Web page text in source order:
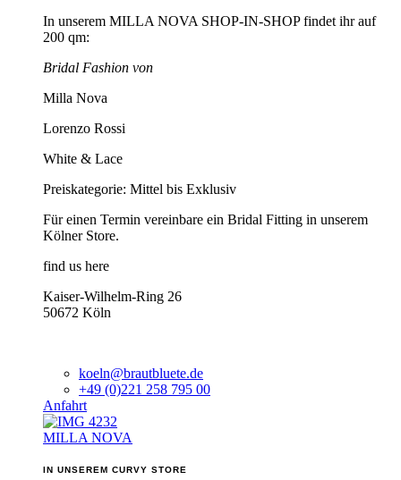
In unserem MILLA NOVA SHOP-IN-SHOP findet ihr auf
200 qm:
Bridal Fashion von
Milla Nova
Lorenzo Rossi
White & Lace
Preiskategorie: Mittel bis Exklusiv
Für einen Termin vereinbare ein Bridal Fitting in unserem
Kölner Store.
find us here
Kaiser-Wilhelm-Ring 26
50672 Köln
koeln@brautbluete.de
+49 (0)221 258 795 00
Anfahrt
MILLA NOVA
IN UNSEREM CURVY STORE